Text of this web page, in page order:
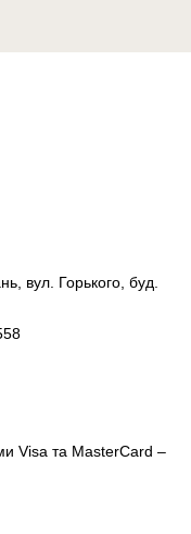
вул. Горького, буд.
Visa та MasterCard –